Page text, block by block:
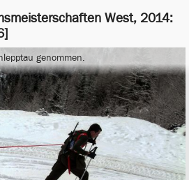
West, 2014:
genommen.